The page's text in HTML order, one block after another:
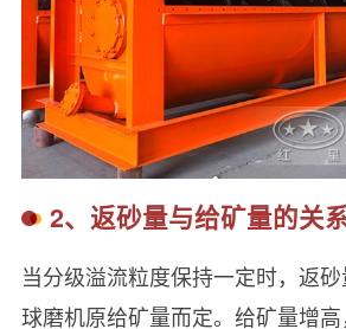
2、返砂量与给矿量的关
当分级溢流粒度保持一定时，返
球磨机原给矿量而定。给矿量增